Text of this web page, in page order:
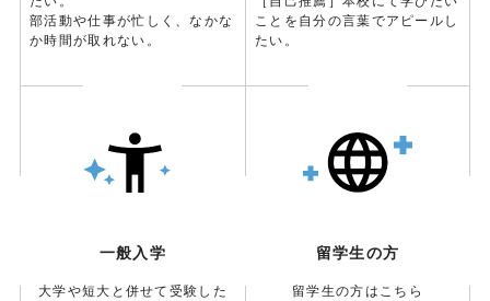
部活動や仕事が忙しく、なかな
か時間が取れない。
ことを自分の言葉でアピールし
たい。
一般入学
大学や短大と併せて受験した
留学生の方
留学生の方はこちら